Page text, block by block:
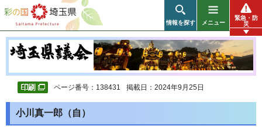
彩の国 埼玉県
情報を探す メニュー
緊急・防
災
ページ番号：138431 掲載日：2024年9月25日
小川真一郎（自）